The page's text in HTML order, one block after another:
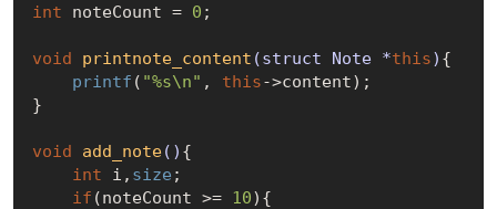
int noteCount = 0 ;
void printnote_content (struct Note *this) {
printf ( "%s\n" , this->content);
}
void add_note() {
int i, size ;
if (noteCount >= 10){